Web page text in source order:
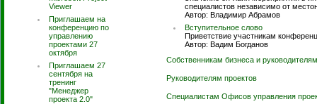
Viewer
Приглашаем на
конференцию по
управлению
проектами 27
октября
Приглашаем 27
сентября на
тренинг
"Менеджер
проекта 2.0"
специалистов независимо от
Автор: Владимир Абрамов
Вступительное слово
Приветствие участникам
Автор: Вадим Богданов
Собственникам бизнеса и
Руководителям проектов
Специалистам Офисов управления